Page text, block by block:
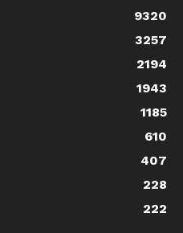
9320
3257
2194
1943
1185
610
407
228
222